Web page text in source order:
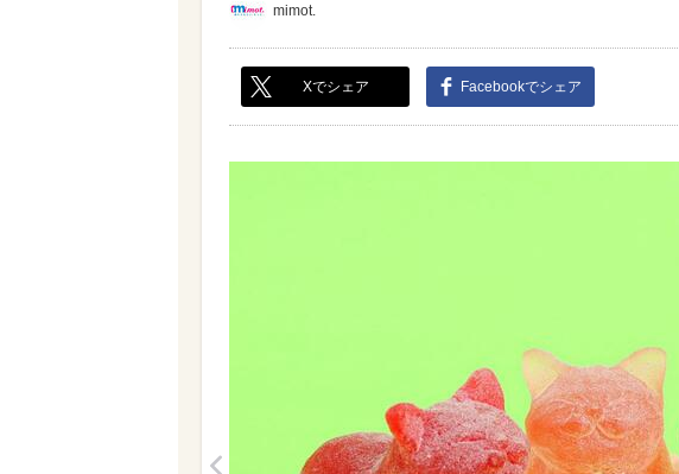
mimot.
Xでシェア Facebookでシェア